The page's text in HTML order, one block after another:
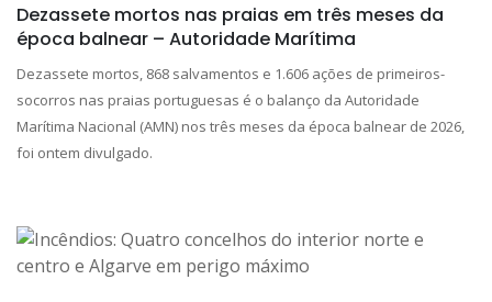
Dezassete mortos nas praias em três meses da
época balnear – Autoridade Marítima
Dezassete mortos, 868 salvamentos e 1.606 ações de primeiros-
socorros nas praias portuguesas é o balanço da Autoridade
Marítima Nacional (AMN) nos três meses da época balnear de 2026,
foi ontem divulgado.